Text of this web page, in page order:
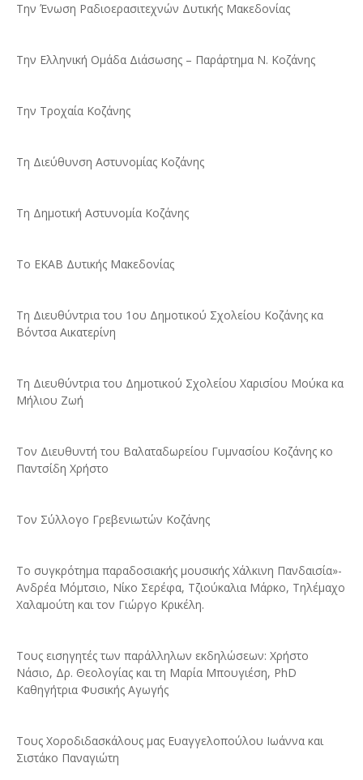
Την Ένωση Ραδιοερασιτεχνών Δυτικής Μακεδονίας
Την Ελληνική Ομάδα Διάσωσης – Παράρτημα Ν. Κοζάνης
Την Τροχαία Κοζάνης
Τη Διεύθυνση Αστυνομίας Κοζάνης
Τη Δημοτική Αστυνομία Κοζάνης
Το ΕΚΑΒ Δυτικής Μακεδονίας
Τη Διευθύντρια του 1ου Δημοτικού Σχολείου Κοζάνης κα
Βόντσα Αικατερίνη
Τη Διευθύντρια του Δημοτικού Σχολείου Χαρισίου Μούκα κα
Μήλιου Ζωή
Τον Διευθυντή του Βαλαταδωρείου Γυμνασίου Κοζάνης κο
Παντσίδη Χρήστο
Τον Σύλλογο Γρεβενιωτών Κοζάνης
Το συγκρότημα παραδοσιακής μουσικής Χάλκινη Πανδαισία»-
Ανδρέα Μόμτσιο, Νίκο Σερέφα, Τζιούκαλια Μάρκο, Τηλέμαχο
Χαλαμούτη και τον Γιώργο Κρικέλη.
Τους εισηγητές των παράλληλων εκδηλώσεων: Χρήστο
Νάσιο, Δρ. Θεολογίας και τη Μαρία Μπουγιέση, PhD
Καθηγήτρια Φυσικής Αγωγής
Τους Χοροδιδασκάλους μας Ευαγγελοπούλου Ιωάννα και
Σιστάκο Παναγιώτη